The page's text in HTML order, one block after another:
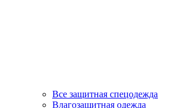
Все защитная спецодежда
Влагозащитная одежда